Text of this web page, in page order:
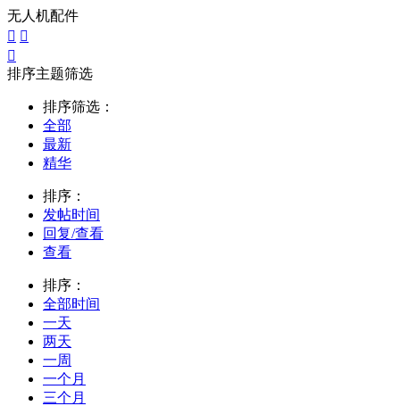
无人机配件
 

排序主题筛选
排序筛选：
全部
最新
精华
排序：
发帖时间
回复/查看
查看
排序：
全部时间
一天
两天
一周
一个月
三个月